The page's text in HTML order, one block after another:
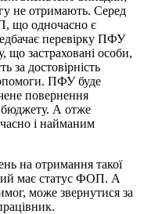
не отримають. Серед
що одночасно є
перевірку ПФУ
що застраховані особи,
за достовірність
ПФУ буде
повернення
бюджету. А отже
і найманим
на отримання такої
має статус ФОП. А
може звернутися за